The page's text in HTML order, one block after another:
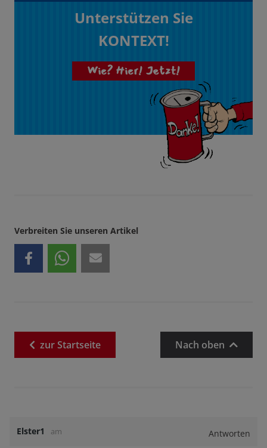
Unterstützen Sie
KONTEXT!
Wie? Hier! Jetzt!
Verbreiten Sie unseren Artikel
zurStartseite Nach oben
Elster1 am Antworten